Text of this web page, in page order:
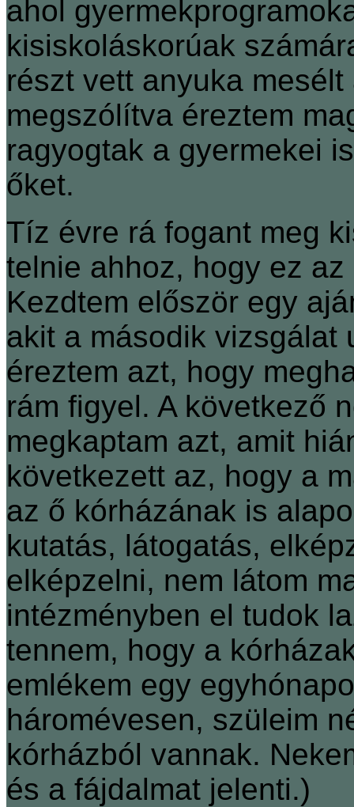
ahol
kisiskoláskorúak
részt vett anyuka
megszólítva éreztem
ragyogtak a gyermekei
őket.
Tíz évre rá fogant meg
telnie ahhoz, hogy ez
Kezdtem először egy
akit a második vizsgálat
éreztem azt, hogy
rám figyel. A következő
megkaptam azt, amit
következett az, hogy a
az ő kórházának is
kutatás, látogatás,
elképzelni, nem látom
intézményben el tudok
tennem, hogy a
emlékem egy
háromévesen, szüleim
kórházból vannak.
és a fájdalmat jelenti.)